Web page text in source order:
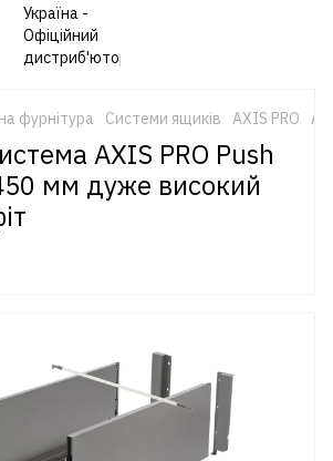
фурнітура Системи ящиків AXIS PRO
AXIS PRO Push
мм дуже високий